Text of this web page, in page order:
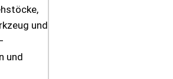
und
und